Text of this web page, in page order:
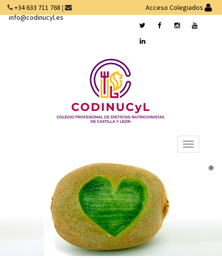
+34 633 711 768 |
info@codinucyl.es
Acceso Colegiados
Desplegar
navegación